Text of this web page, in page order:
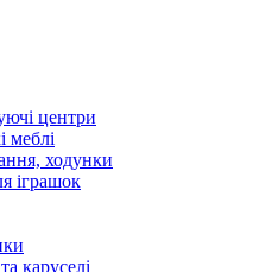
центри
меблі
ходунки
іграшок
каруселі